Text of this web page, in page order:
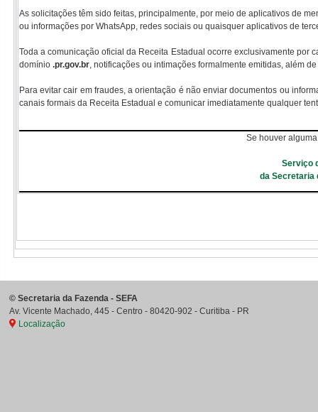
As solicitações têm sido feitas, principalmente, por meio de aplicativos de
ou informações por WhatsApp, redes sociais ou quaisquer aplicativos de
Toda a comunicação oficial da Receita Estadual ocorre exclusivamente por
domínio .pr.gov.br, notificações ou intimações formalmente emitidas, além
Para evitar cair em fraudes, a orientação é não enviar documentos ou
canais formais da Receita Estadual e comunicar imediatamente qualquer
Se houver
Serviço
da Secretaria
© Secretaria da Fazenda - SEFA
Av. Vicente Machado, 445 - Centro - 80420-902 - Curitiba - PR
Localização